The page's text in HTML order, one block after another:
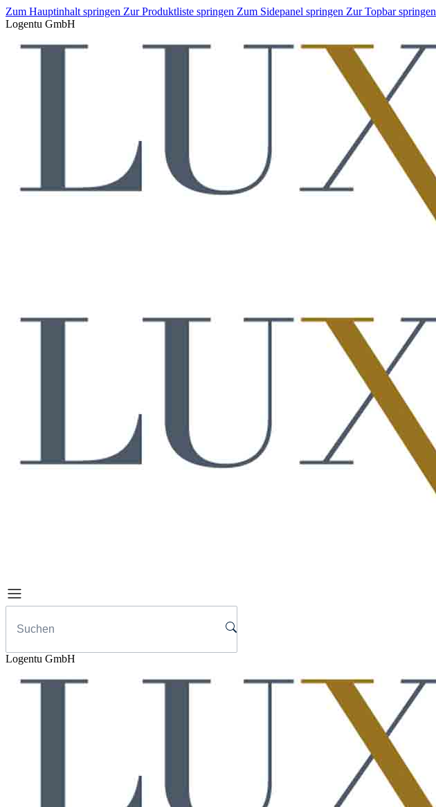
Zum Hauptinhalt springen Zur Produktliste springen Zum Sidepanel springen Zur Topbar springen
Logentu GmbH
Logentu GmbH